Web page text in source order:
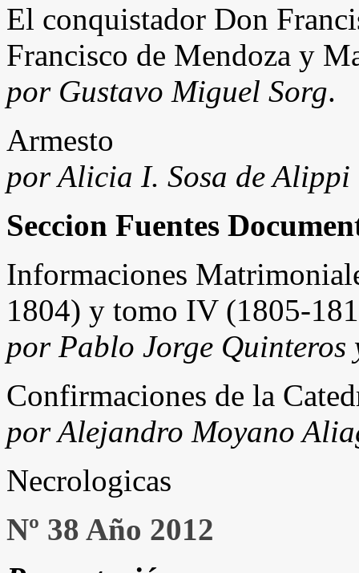
El conquistador Don
Francisco de Mendoza y
por Gustavo Miguel Sorg.
Armesto
por Alicia I. Sosa de Alippi
Seccion Fuentes
Informaciones
1804) y tomo IV (1805-
por Pablo Jorge
Confirmaciones de la
por Alejandro Moyano
Necrologicas
Nº 38 Año 2012